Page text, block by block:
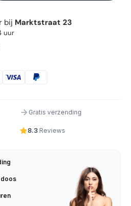
bij Marktstraat 23
uur
Gratis verzending
8.3 Reviews